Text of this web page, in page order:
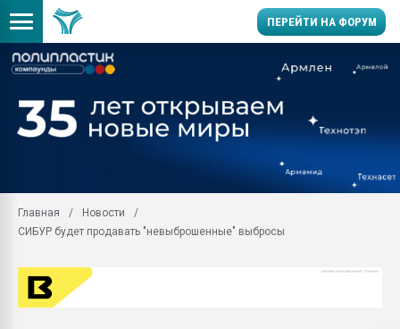
ПЕРЕЙТИ НА ФОРУМ
производство SPC
заводу пластмасс"
Главная
Новости
СИБУР будет продавать "невыброшенные" выбросы